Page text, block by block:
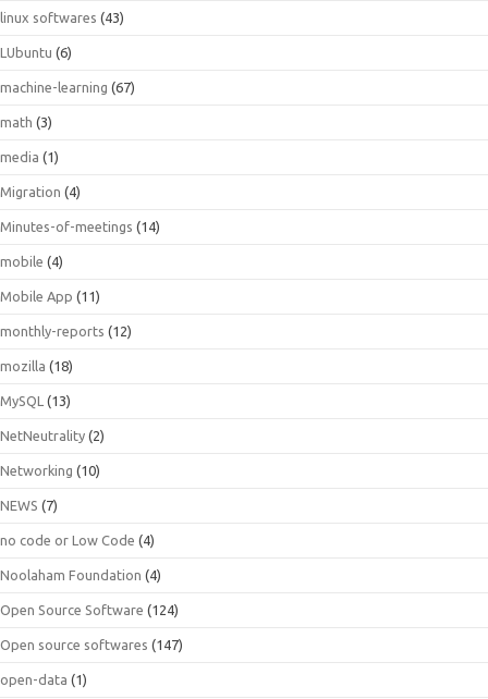
linux softwares (43)
LUbuntu (6)
machine-learning (67)
math (3)
media (1)
Migration (4)
Minutes-of-meetings (14)
mobile (4)
Mobile App (11)
monthly-reports (12)
mozilla (18)
MySQL (13)
NetNeutrality (2)
Networking (10)
NEWS (7)
no code or Low Code (4)
Noolaham Foundation (4)
Open Source Software (124)
Open source softwares (147)
open-data (1)